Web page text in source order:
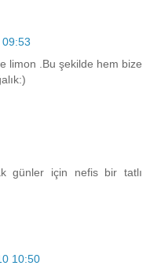
limon .Bu şekilde hem bize
günler için nefis bir tatlı
10:50